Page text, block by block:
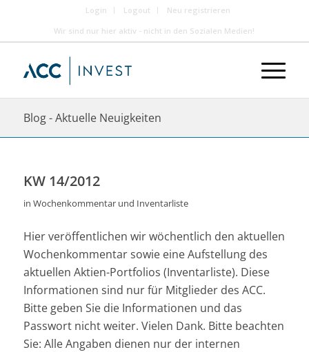
Login Logout
Neu registrieren
Wir sind nur hier aktiv - nicht in den Sozialen Medien!
Blog - Aktuelle Neuigkeiten
KW 14/2012
in Wochenkommentar und Inventarliste
Hier veröffentlichen wir wöchentlich den aktuellen
Wochenkommentar sowie eine Aufstellung des
aktuellen Aktien-Portfolios (Inventarliste). Diese
Informationen sind nur für Mitglieder des ACC.
Bitte geben Sie die Informationen und das
Passwort nicht weiter. Vielen Dank. Bitte beachten
Sie: Alle Angaben dienen nur der internen